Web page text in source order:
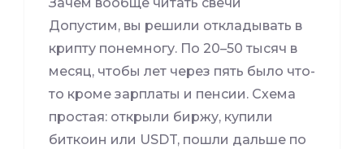
Допустим, вы решили откладывать в
крипту понемногу. По 20–50 тысяч в
месяц, чтобы лет через пять было что-
то кроме зарплаты и пенсии. Схема
простая: открыли биржу, купили
биткоин или USDT, пошли дальше по